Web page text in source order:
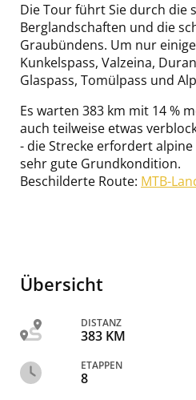
Die Tour führt Sie durch die
Berglandschaften und die
Graubündens. Um nur
Kunkelspass, Valzeina,
Glaspass, Tomülpass und
Es warten 383 km mit 14 %
auch teilweise etwas
- die Strecke erfordert
sehr gute Grundkondition.
Beschilderte Route: MTB-
Übersicht
DISTANZ
383 KM
ETAPPEN
8